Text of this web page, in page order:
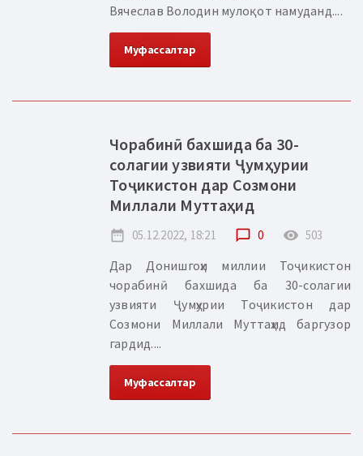
Вячеслав Володин мулоқот намуданд....
Муфассалтар
Чорабинӣ бахшида ба 30-
солагии узвияти Ҷумҳурии
Тоҷикистон дар Созмони
Миллали Муттаҳид
date_range 05.12.2022, 18:21 chat_bubble_outline 0 remove_red_eye 503
Дар Донишгоҳи миллии Тоҷикистон
чорабинӣ бахшида ба 30-солагии
узвияти Ҷумҳурии Тоҷикистон дар
Созмони Миллали Муттаҳид баргузор
гардид....
Муфассалтар